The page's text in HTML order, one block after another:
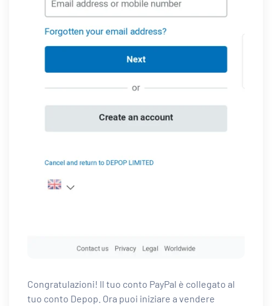
Congratulazioni! Il tuo conto PayPal è collegato al
tuo conto Depop. Ora puoi iniziare a vendere